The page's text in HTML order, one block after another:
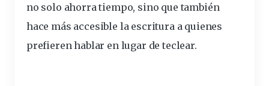
no solo ahorra tiempo, sino que también
hace más accesible la escritura a quienes
prefieren hablar en lugar de teclear.